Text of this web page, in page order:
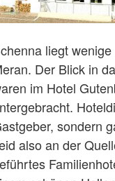
liegt
Der Blick in
im Hotel
sondern
also an der